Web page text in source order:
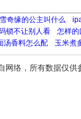
奇缘的公主叫什么
锁不让别人看 怎样的
汤香料怎么配 玉米煮
络，所有数据仅供